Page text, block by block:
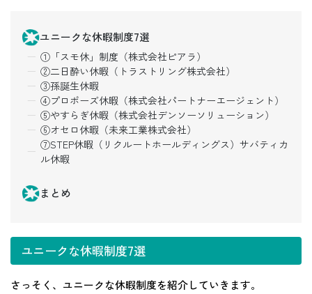
ユニークな休暇制度7選
①「スモ休」制度（株式会社ピアラ）
②二日酔い休暇（トラストリング株式会社）
③孫誕生休暇
④プロポーズ休暇（株式会社パートナーエージェント）
⑤やすらぎ休暇（株式会社デンソーソリューション）
⑥オセロ休暇（未来工業株式会社）
⑦STEP休暇（リクルートホールディングス）サバティカ
ル休暇
まとめ
ユニークな休暇制度7選
さっそく、ユニークな休暇制度を紹介していきます。